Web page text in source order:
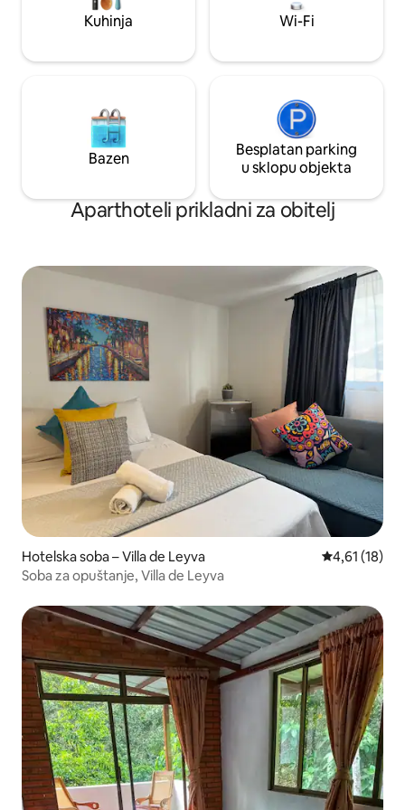
Kuhinja Wi-Fi
Bazen
Besplatan parking
u sklopu objekta
Aparthoteli prikladni za obitelj
Hotelska soba – Villa de Leyva Prosječna
4,61 (18)
Soba za opuštanje, Villa de Leyva